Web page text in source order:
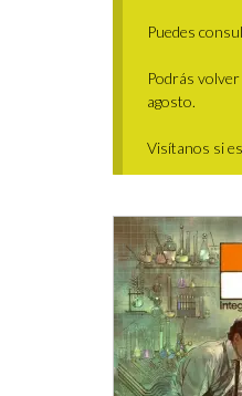
Puedes
Podrás
agosto.
Visítanos si